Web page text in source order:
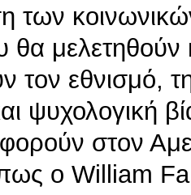
των
μελετηθούν
τον εθνισμό,
ψυχολογική
στον
ο William